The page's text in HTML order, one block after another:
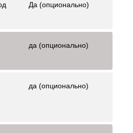
Да (опционально)
да (опционально)
да (опционально)